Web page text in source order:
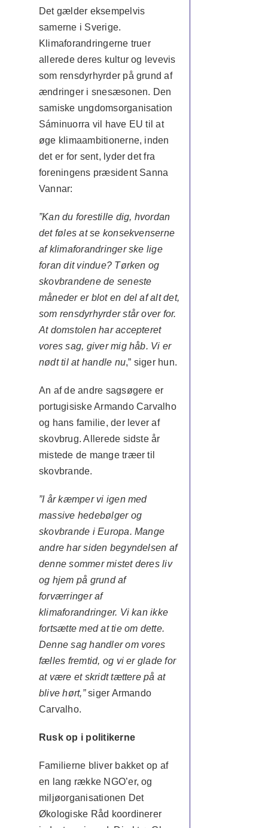
Det gælder eksempelvis
samerne i Sverige.
Klimaforandringerne truer
allerede deres kultur og levevis
som rensdyrhyrder på grund af
ændringer i snesæsonen. Den
samiske ungdomsorganisation
Sáminuorra vil have EU til at
øge klimaambitionerne, inden
det er for sent, lyder det fra
foreningens præsident Sanna
Vannar:
”Kan du forestille dig, hvordan
det føles at se konsekvenserne
af klimaforandringer ske lige
foran dit vindue? Tørken og
skovbrandene de seneste
måneder er blot en del af alt det,
som rensdyrhyrder står over for.
At domstolen har accepteret
vores sag, giver mig håb. Vi er
nødt til at handle nu,” siger hun.
An af de andre sagsøgere er
portugisiske Armando Carvalho
og hans familie, der lever af
skovbrug. Allerede sidste år
mistede de mange træer til
skovbrande.
”I år kæmper vi igen med
massive hedebølger og
skovbrande i Europa. Mange
andre har siden begyndelsen af
denne sommer mistet deres liv
og hjem på grund af
forværringer af
klimaforandringer. Vi kan ikke
fortsætte med at tie om dette.
Denne sag handler om vores
fælles fremtid, og vi er glade for
at være et skridt tættere på at
blive hørt,”siger Armando
Carvalho.
Rusk op i politikerne
Familierne bliver bakket op af
en lang række NGO’er, og
miljøorganisationen Det
Økologiske Råd koordinerer